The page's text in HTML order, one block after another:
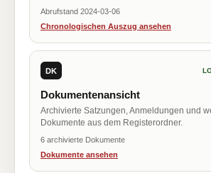
Abrufstand 2024-03-06
Chronologischen Auszug ansehen
DK
Dokumentenansicht
Archivierte Satzungen, Anmeldungen und
Dokumente aus dem Registerordner.
6 archivierte Dokumente
Dokumente ansehen